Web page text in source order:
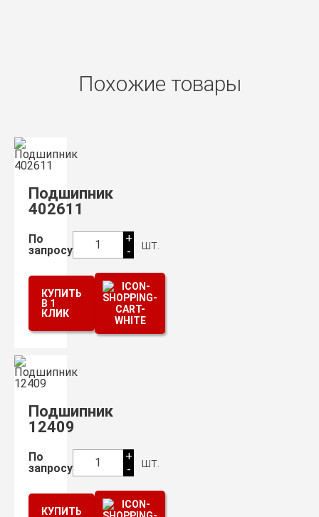
Похожие товары
Подшипник
402611
По
запросу
1
+
-
шт.
КУПИТЬ
В 1
КЛИК
Подшипник
12409
По
запросу
1
+
-
шт.
КУПИТЬ